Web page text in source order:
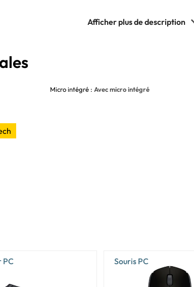
Micro intégré : Avec micro intégré
PC Souris PC